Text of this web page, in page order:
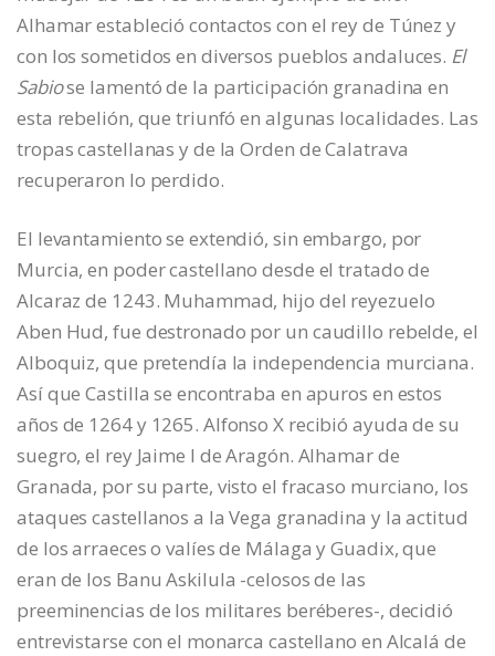
Alhamar estableció contactos con el rey de Túnez y
con los sometidos en diversos pueblos andaluces. El
Sabiose lamentó de la participación granadina en
esta rebelión, que triunfó en algunas localidades. Las
tropas castellanas y de la Orden de Calatrava
recuperaron lo perdido.
El levantamiento se extendió, sin embargo, por
Murcia, en poder castellano desde el tratado de
Alcaraz de 1243. Muhammad, hijo del reyezuelo
Aben Hud, fue destronado por un caudillo rebelde, el
Alboquiz, que pretendía la independencia murciana.
Así que Castilla se encontraba en apuros en estos
años de 1264 y 1265. Alfonso X recibió ayuda de su
suegro, el rey Jaime I de Aragón. Alhamar de
Granada, por su parte, visto el fracaso murciano, los
ataques castellanos a la Vega granadina y la actitud
de los arraeces o valíes de Málaga y Guadix, que
eran de los Banu Askilula -celosos de las
preeminencias de los militares beréberes-, decidió
entrevistarse con el monarca castellano en Alcalá de